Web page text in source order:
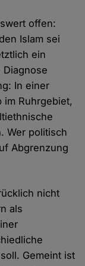
offen:
Islam sei
ein
In einer
im Ruhrgebiet,
Wer politisch
Abgrenzung
nicht
als
Gemeint ist